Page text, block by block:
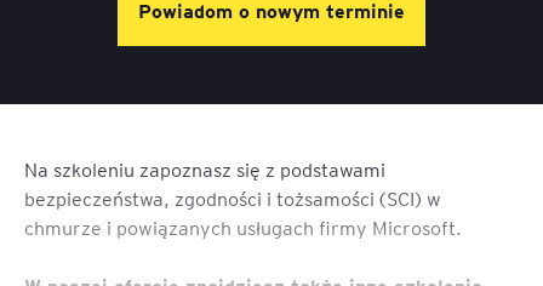
Na szkoleniu zapoznasz się z podstawami
bezpieczeństwa, zgodności i tożsamości (SCI) w
chmurze i powiązanych usługach firmy Microsoft.
Powiadom o nowym terminie